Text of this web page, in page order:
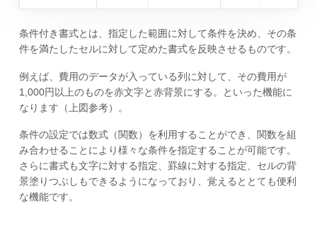
条件付き書式とは、指定した範囲に対して条件を決め、その条
件を満たしたセルに対して定めた書式を反映させるものです。
例えば、費用のデータが入っている列に対して、その費用が
1,000円以上のものを赤文字と赤背景にする。といった機能に
なります（上図参考）。
条件の設定では数式（関数）を利用することができ、関数を組
み合わせることにより様々な条件を指定することが可能です。
さらに書式も文字に対する指定、罫線に対する指定、セルの背
景塗りつぶしもできるようになっており、覚えるととても便利
な機能です。